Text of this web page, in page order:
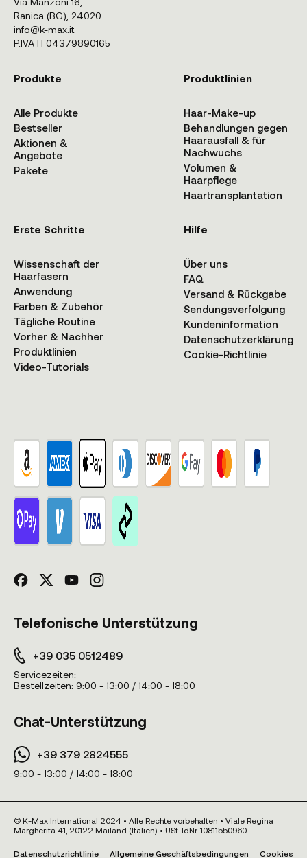
Ranica (BG), 24020
info@k-max.it
P.IVA IT04379890165
Produkte
Alle Produkte
Bestseller
Aktionen &
Angebote
Pakete
Produktlinien
Haar-Make-up
Behandlungen gegen
Haarausfall & für
Nachwuchs
Volumen &
Haarpflege
Haartransplantation
Erste Schritte
Wissenschaft der
Haarfasern
Anwendung
Farben & Zubehör
Tägliche Routine
Vorher & Nachher
Produktlinien
Video-Tutorials
Hilfe
Über uns
FAQ
Versand & Rückgabe
Sendungsverfolgung
Kundeninformation
Datenschutzerklärung
Cookie-Richtlinie
Telefonische Unterstützung
+39 035 0512489
Servicezeiten:
Bestellzeiten: 9:00 - 13:00 / 14:00 - 18:00
Chat-Unterstützung
+39 379 2824555
9:00 - 13:00 / 14:00 - 18:00
© K-Max International 2024 • Alle Rechte vorbehalten • Viale Regina
Margherita 41, 20122 Mailand (Italien) • USt-IdNr. 10811550960
Datenschutzrichtlinie Allgemeine Geschäftsbedingungen Cookies